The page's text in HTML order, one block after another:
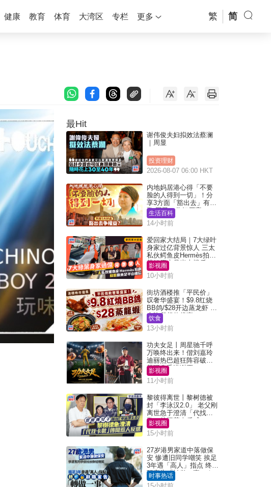
健康 教育 体育 大湾区 专栏 更多 繁 简
最Hit
谢伟俊夫妇拟效法蔡澜
｜周显
投资理财
2026-08-07 06:00 HKT
内地妈居港心得「不要
脸的人得到一切」！分
享3方面「豁出去」有著
数 网民：你好厉害
生活百科
14小时前
爱回家大结局｜7大绿叶
身家过亿背景惊人 三太
私伙鳄鱼皮Hermès拍剧
苏姐原来是半山楼后
影视圈
10小时前
街坊酒楼推「平民价」
叹奢华盛宴！$9.8红烧
BB鸽/$28开边蒸龙虾 3
大晚餐超值优惠
饮食
13小时前
功夫女足丨周星驰千呼
万唤终出来！偕刘嘉玲
迪丽热巴超狂阵容破天
荒现身香港谢票
影视圈
11小时前
黎彼得离世丨黎树德被
封「李泳汉2.0」 老父刚
离世急于澄清「代找卡
数」传闻惹人反感
影视圈
15小时前
27岁港男家道中落做保
安 惨遭旧同学嘲笑 挨足
3年遇「高人」指点 终辞
职宣告「转做一事」｜
Juicy叮
时事热话